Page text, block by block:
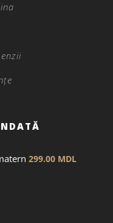
299.00 MDL